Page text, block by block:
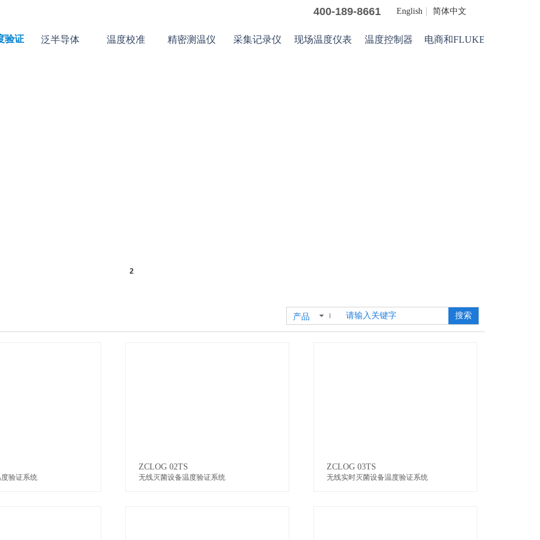
400-189-8661 English 简体中文
验证 泛半导体 温度校准 精密测温仪 采集记录仪 现场温度仪表 温度控制器 电商和FLUKE
产品 搜索
验证系统
ZCLOG 02TS
无线灭菌设备温度验证系统
ZCLOG 03TS
无线实时灭菌设备温度验证系统